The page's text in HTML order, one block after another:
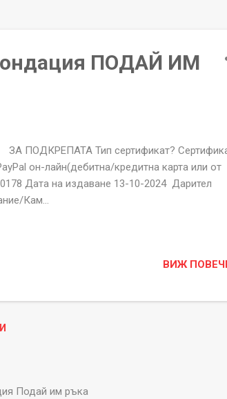
ПОДАЙ ИМ
Тип сертификат?
он-лайн(дебитна/кредитна карта или от
Дата на издаване 13-10-2024 Дарител
Кам...
ВИЖ
Подай им ръка